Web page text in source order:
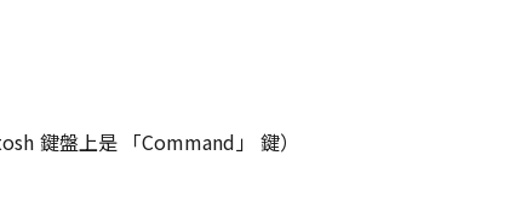
鍵盤上是 「Command」 鍵）